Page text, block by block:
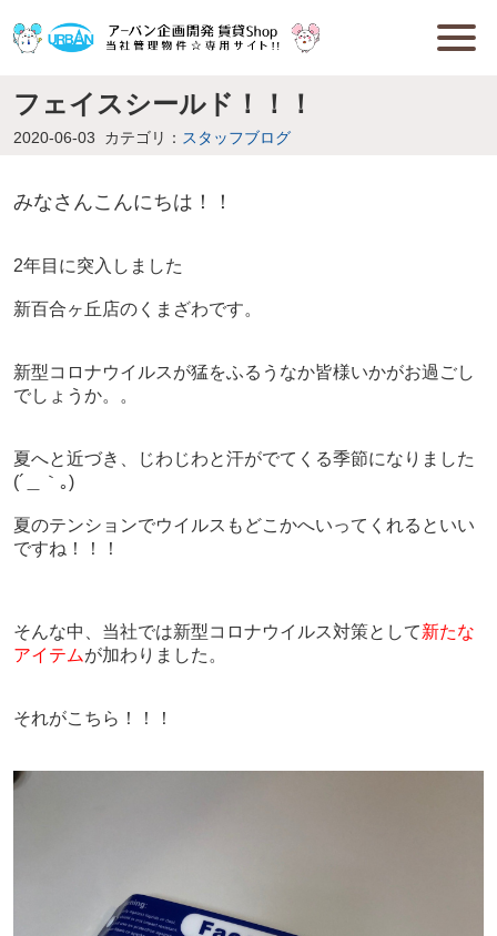
フェイスシールド！！！
2020-06-03 カテゴリ： スタッフブログ
みなさんこんにちは！！
2年目に突入しました
新百合ヶ丘店のくまざわです。
新型コロナウイルスが猛をふるうなか皆様いかがお過ごし
でしょうか。。
夏へと近づき、じわじわと汗がでてくる季節になりました
(´＿｀｡)
夏のテンションでウイルスもどこかへいってくれるといい
ですね！！！
そんな中、当社では新型コロナウイルス対策として新たな
アイテムが加わりました。
それがこちら！！！